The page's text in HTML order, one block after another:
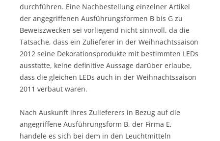
durchführen. Eine Nachbestellung einzelner Artikel
der angegriffenen Ausführungsformen B bis G zu
Beweiszwecken sei vorliegend nicht sinnvoll, da die
Tatsache, dass ein Zulieferer in der Weihnachtssaison
2012 seine Dekorationsprodukte mit bestimmten LEDs
ausstatte, keine definitive Aussage darüber erlaube,
dass die gleichen LEDs auch in der Weihnachtssaison
2011 verbaut waren.
Nach Auskunft ihres Zulieferers in Bezug auf die
angegriffene Ausführungsform B, der Firma E,
handele es sich bei dem in den Leuchtmitteln